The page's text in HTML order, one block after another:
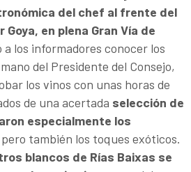
del chef al frente del
en plena Gran Vía de
los informadores conocer los
del Presidente del Consejo,
los vinos con unas horas de
de una acertada selección de
especialmente los
también los toques exóticos.
blancos de Rías Baixas se